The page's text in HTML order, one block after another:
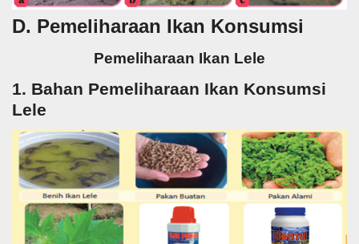
D. Pemeliharaan Ikan Konsumsi
Pemeliharaan Ikan Lele
1. Bahan Pemeliharaan Ikan Konsumsi
Lele